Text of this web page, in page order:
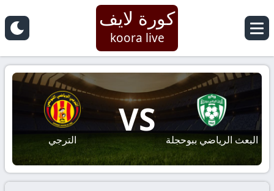
كورة لايف
koora live
البعث الرياضي ببوحجلة
VS
الترجي